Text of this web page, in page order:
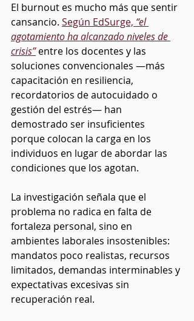
El burnout es mucho más que sentir
cansancio. Según EdSurge, “el
agotamiento ha alcanzado niveles de
crisis” entre los docentes y las
soluciones convencionales —más
capacitación en resiliencia,
recordatorios de autocuidado o
gestión del estrés— han
demostrado ser insuficientes
porque colocan la carga en los
individuos en lugar de abordar las
condiciones que los agotan.
La investigación señala que el
problema no radica en falta de
fortaleza personal, sino en
ambientes laborales insostenibles:
mandatos poco realistas, recursos
limitados, demandas interminables y
expectativas excesivas sin
recuperación real.